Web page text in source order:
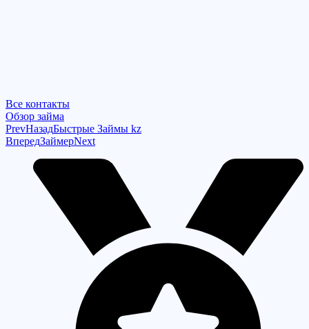
Все контакты
Обзор займа
PrevНазадБыстрые Займы kz
ВпередЗаймерNext